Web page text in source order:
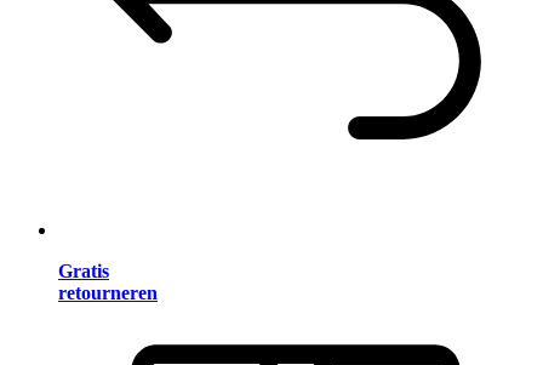
Gratis
retourneren